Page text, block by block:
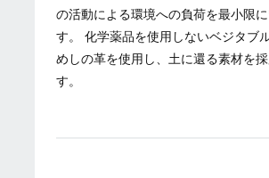
の活動による環境への負荷を最小限
す。 化学薬品を使用しないベジタブ
めしの革を使用し、土に還る素材を
す。